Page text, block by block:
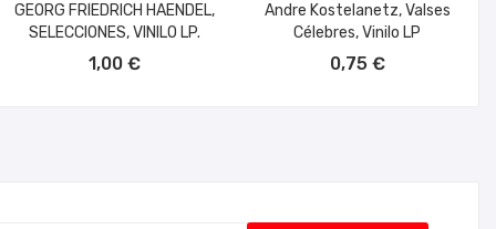
GEORG FRIEDRICH HAENDEL,
SELECCIONES, VINILO LP.
1,00 €
Andre Kostelanetz, Valses
Célebres, Vinilo LP
0,75 €